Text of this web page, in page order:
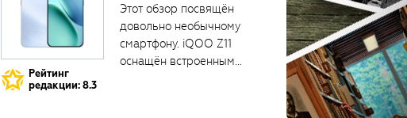
Рейтинг
редакции: 8.3
Этот обзор посвящён
довольно необычному
смартфону. iQOO Z11
оснащён встроенным